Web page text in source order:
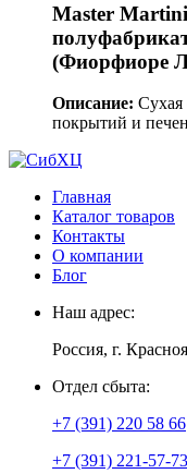
Master
(Фиорфиоре
Описание: Сухая
покрытий и
Главная
Каталог товаров
Контакты
О компании
Блог
Наш адрес:
Россия, г.
Отдел сбыта:
+7 (391) 220 58 66
+7 (391) 221-57-73